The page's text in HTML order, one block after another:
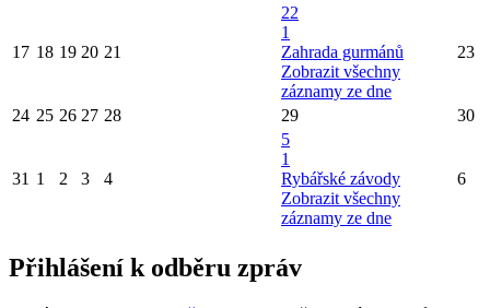
17 18 19 20 21
22
1
Zahrada gurmánů
Zobrazit všechny
záznamy ze dne
23
24 25 26 27 28 29 30
31 1 2 3 4
5
1
Rybářské závody
Zobrazit všechny
záznamy ze dne
6
Přihlášení k odběru zpráv